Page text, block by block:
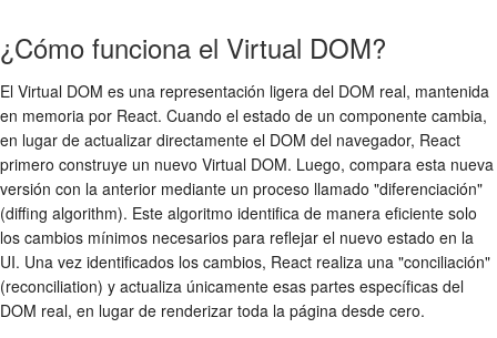
¿Cómo funciona el Virtual DOM?
El Virtual DOM es una representación ligera del DOM real, mantenida
en memoria por React. Cuando el estado de un componente cambia,
en lugar de actualizar directamente el DOM del navegador, React
primero construye un nuevo Virtual DOM. Luego, compara esta nueva
versión con la anterior mediante un proceso llamado "diferenciación"
(diffing algorithm). Este algoritmo identifica de manera eficiente solo
los cambios mínimos necesarios para reflejar el nuevo estado en la
UI. Una vez identificados los cambios, React realiza una "conciliación"
(reconciliation) y actualiza únicamente esas partes específicas del
DOM real, en lugar de renderizar toda la página desde cero.